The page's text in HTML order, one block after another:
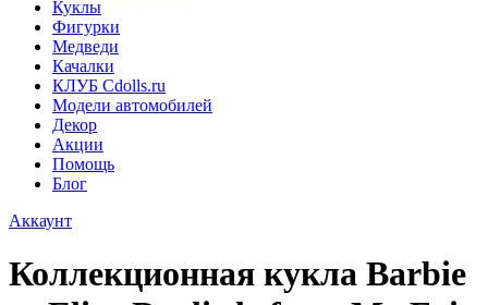
Куклы
Фигурки
Медведи
Качалки
КЛУБ Cdolls.ru
Модели автомобилей
Декор
Акции
Помощь
Блог
Аккаунт
Коллекционная кукла Barbie